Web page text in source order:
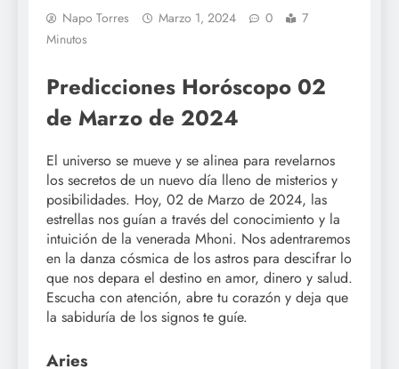
Napo Torres Marzo 1, 2024 0
7
Minutos
Predicciones Horóscopo 02
de Marzo de 2024
El universo se mueve y se alinea para revelarnos
los secretos de un nuevo día lleno de misterios y
posibilidades. Hoy, 02 de Marzo de 2024, las
estrellas nos guían a través del conocimiento y la
intuición de la venerada Mhoni. Nos adentraremos
en la danza cósmica de los astros para descifrar lo
que nos depara el destino en amor, dinero y salud.
Escucha con atención, abre tu corazón y deja que
la sabiduría de los signos te guíe.
Aries